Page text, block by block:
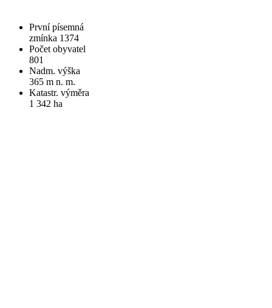
První písemná
zmínka 1374
Počet obyvatel
801
Nadm. výška
365 m n. m.
Katastr. výměra
1 342 ha